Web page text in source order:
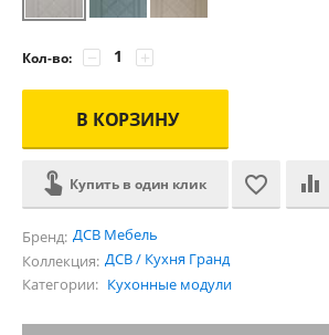
Кол-во: +
−
В КОРЗИНУ
Купить в один клик
Бренд: ДСВ Мебель
Коллекция: ДСВ / Кухня Гранд
Категории: Кухонные модули